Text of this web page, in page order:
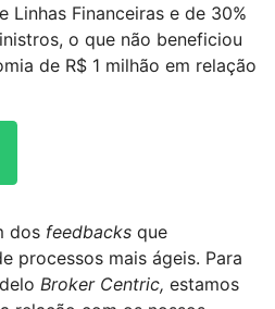
Linhas Financeiras e de 30%
o que não beneficiou
de R$ 1 milhão em relação
dos feedbacks que
processos mais ágeis. Para
Broker Centric, estamos